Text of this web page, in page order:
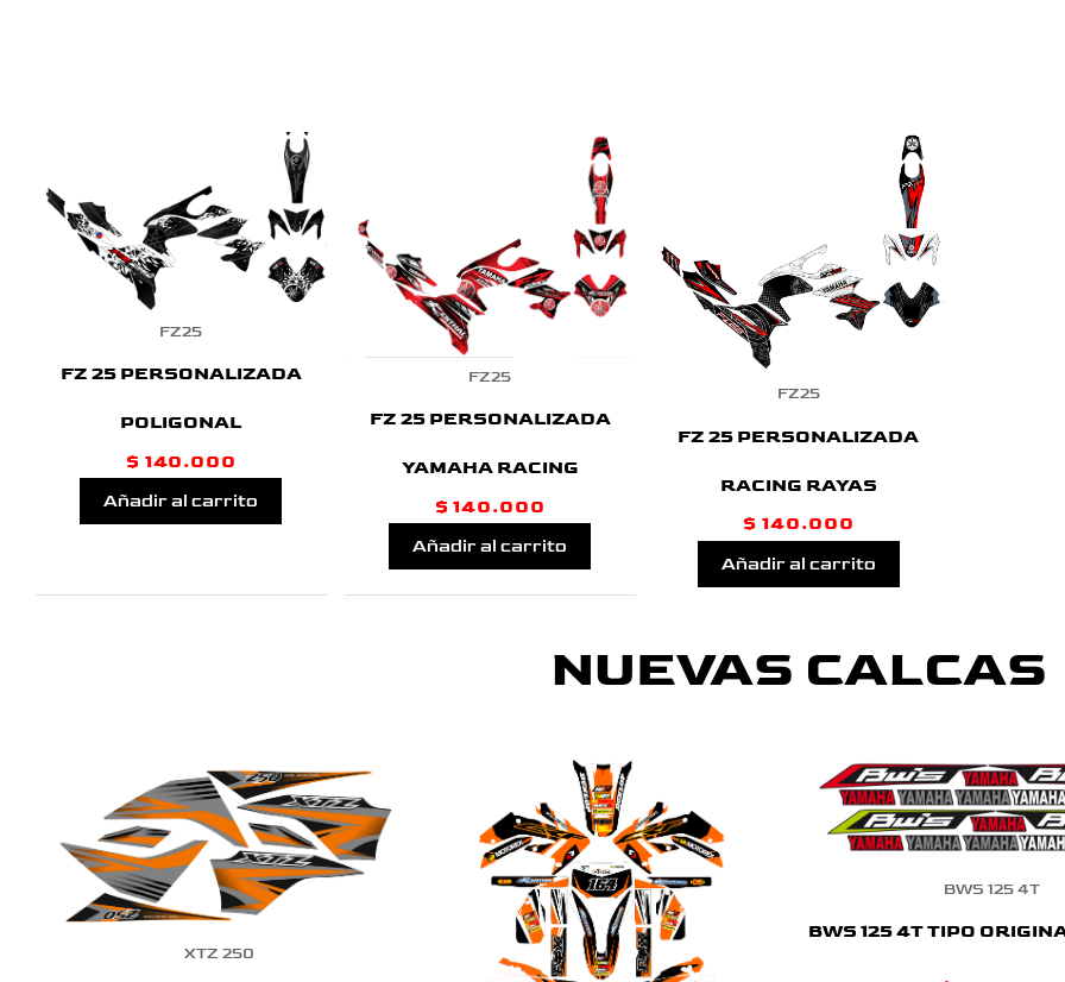
FZ25
FZ 25 PERSONALIZADA
POLIGONAL
$ 140.000
Añadir al carrito
FZ25
FZ 25 PERSONALIZADA
YAMAHA RACING
$ 140.000
Añadir al carrito
FZ25
FZ 25 PERSONALIZADA
RACING RAYAS
$ 140.000
Añadir al carrito
NUEVAS CALCAS
XTZ 250
BWS 125 4T
BWS 125 4T TIPO